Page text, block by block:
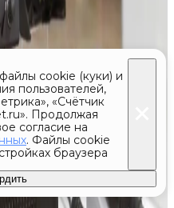
cookie (куки) и
пользователей,
«Счётчик
Продолжая
согласие на
. Файлы cookie
браузера